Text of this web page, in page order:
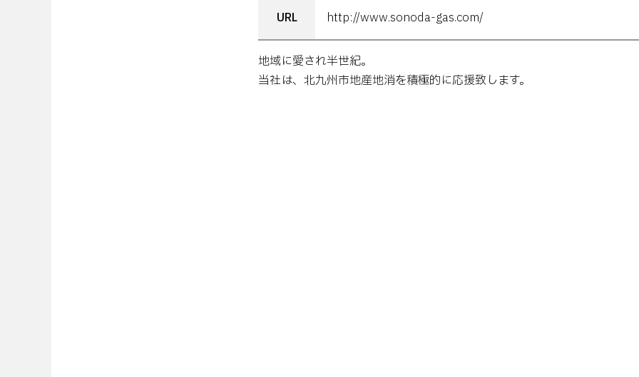
URL http://www.sonoda-gas.com/
地域に愛され半世紀。
当社は、北九州市地産地消を積極的に応援致します。